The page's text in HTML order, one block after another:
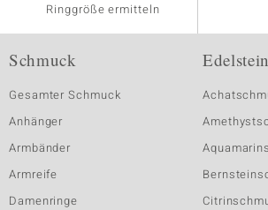
Ringgröße ermitteln
Schmuck
Gesamter Schmuck
Anhänger
Armbänder
Armreife
Damenringe